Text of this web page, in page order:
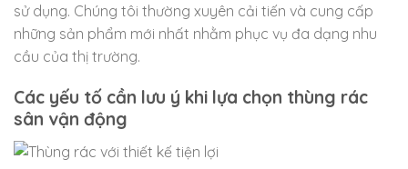
sử dụng. Chúng tôi thường xuyên cải tiến và cung cấp
những sản phẩm mới nhất nhằm phục vụ đa dạng nhu
cầu của thị trường.
Các yếu tố cần lưu ý khi lựa chọn thùng rác
sân vận động